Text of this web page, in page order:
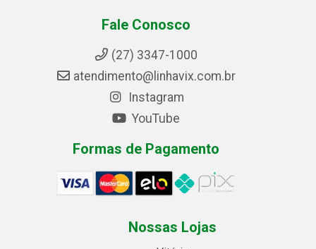
Fale Conosco
(27) 3347-1000
atendimento@linhavix.com.br
Instagram
YouTube
Formas de Pagamento
Nossas Lojas